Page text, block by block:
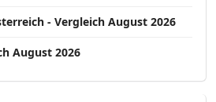
- Vergleich August 2026
August 2026